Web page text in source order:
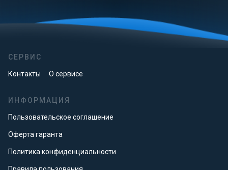
СЕРВИС
Контакты О сервисе
ИНФОРМАЦИЯ
Пользовательское соглашение
Оферта гаранта
Политика конфиденциальности